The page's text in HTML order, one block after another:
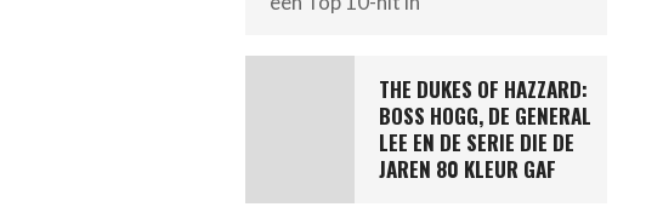
THE DUKES OF HAZZARD:
BOSS HOGG, DE GENERAL
LEE EN DE SERIE DIE DE
JAREN 80 KLEUR GAF